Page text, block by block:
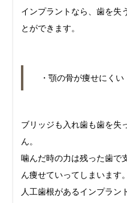
インプラントなら、歯を失
とができます。
・顎の骨が痩せにくい
ブリッジも入れ歯も歯を失
ん。
噛んだ時の力は残った歯で
ん痩せていってしまいます。
人工歯根があるインプラン